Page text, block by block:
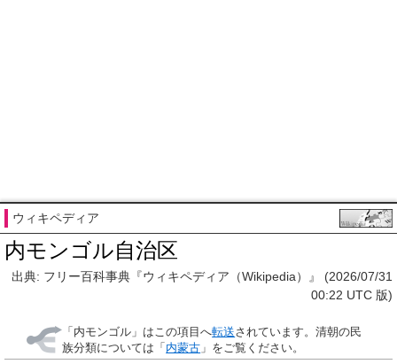
ウィキペディア
内モンゴル自治区
出典: フリー百科事典『ウィキペディア（Wikipedia）』 (2026/07/31
00:22 UTC 版)
「 内モンゴル 」はこの項目へ転送されています。清朝の民
族分類については「 内蒙古 」をご覧ください。